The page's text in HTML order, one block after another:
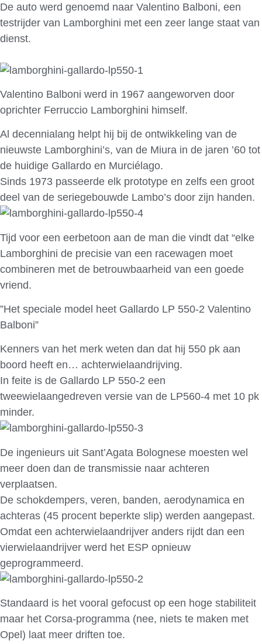
De auto werd genoemd naar Valentino Balboni, een
testrijder van Lamborghini met een zeer lange staat van
dienst.
Valentino Balboni werd in 1967 aangeworven door
oprichter Ferruccio Lamborghini himself.
Al decennialang helpt hij bij de ontwikkeling van de
nieuwste Lamborghini’s, van de Miura in de jaren ’60 tot
de huidige Gallardo en Murciélago.
Sinds 1973 passeerde elk prototype en zelfs een groot
deel van de seriegebouwde Lambo’s door zijn handen.
Tijd voor een eerbetoon aan de man die vindt dat “elke
Lamborghini de precisie van een racewagen moet
combineren met de betrouwbaarheid van een goede
vriend.
”Het speciale model heet Gallardo LP 550-2 Valentino
Balboni”
Kenners van het merk weten dan dat hij 550 pk aan
boord heeft en… achterwielaandrijving.
In feite is de Gallardo LP 550-2 een
tweewielaangedreven versie van de LP560-4 met 10 pk
minder.
De ingenieurs uit Sant’Agata Bolognese moesten wel
meer doen dan de transmissie naar achteren
verplaatsen.
De schokdempers, veren, banden, aerodynamica en
achteras (45 procent beperkte slip) werden aangepast.
Omdat een achterwielaandrijver anders rijdt dan een
vierwielaandrijver werd het ESP opnieuw
geprogrammeerd.
Standaard is het vooral gefocust op een hoge stabiliteit
maar het Corsa-programma (nee, niets te maken met
Opel) laat meer driften toe.